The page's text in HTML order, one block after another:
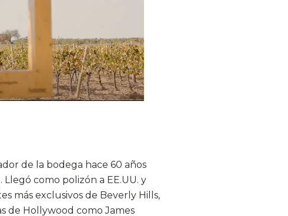
de la bodega hace 60 años
como polizón a EE.UU. y
más exclusivos de Beverly Hills,
de Hollywood como James